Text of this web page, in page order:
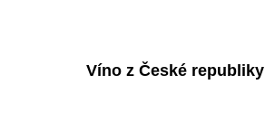
Víno z České republiky